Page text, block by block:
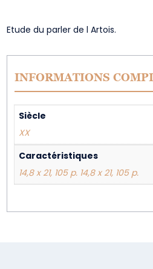
Etude du parler de l Artois.
INFORMATIONS
Siècle
XX
Caractéristiques
14,8 x 21, 105 p. 14,8 x 21, 105 p.